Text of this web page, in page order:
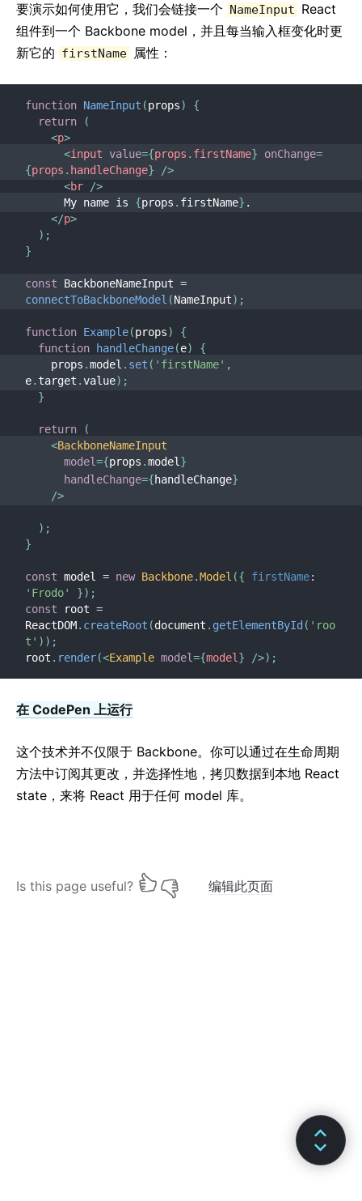
要演示如何使用它，我们会链接一个 NameInput React
组件到一个 Backbone model，并且每当输入框变化时更
新它的 firstName 属性：
function NameInput (props)
{
return
(
<p>
<input value={props . firstName} onChange=
{props . handleChange}
/>
<br
/>
      My name is
{props . firstName} .
</p>
) ;
}
const BackboneNameInput =
connectToBackboneModel (NameInput) ;
function Example(props)
{
function
handleChange(e)
{
    props
.model . set ( 'firstName' ,
e. target .value) ;
}
return
(
<BackboneNameInput
model={props .model }
handleChange={handleChange}
/>
) ;
}
const model = new Backbone.Model ({ firstName:
'Frodo'
}) ;
const root =
ReactDOM. createRoot (document . getElementById ( 'roo
t' ) ) ;
root . render(<Example model={model } />) ;
在 CodePen 上运行
这个技术并不仅限于 Backbone。你可以通过在生命周期
方法中订阅其更改，并选择性地，拷贝数据到本地 React
state，来将 React 用于任何 model 库。
Is this page useful? 编辑此页面